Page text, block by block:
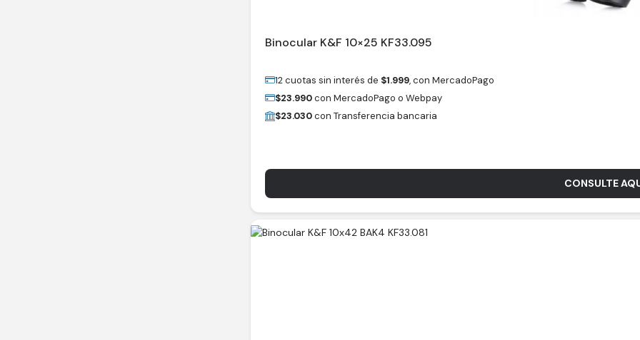
Binocular K&F 10×25 KF33.095
12 cuotas sin interés de $1.999, con MercadoPago
$23.990con MercadoPago o Webpay
$23.030con Transferencia bancaria
CONSULTE